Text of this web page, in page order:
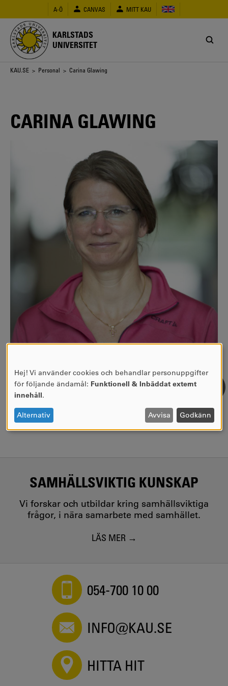
huvudinnehåll
A-Ö CANVAS MITT KAU
KARLSTADS
UNIVERSITET
Länkstig
KAU.SE > Personal > Carina Glawing
CARINA GLAWING
carina.glawing@kau.se
Se forskarprofil
SAMHÄLLSVIKTIG KUNSKAP
Vi forskar och utbildar kring samhällsviktiga
frågor, i nära samarbete med samhället.
LÄS MER
054-700 10 00
INFO@KAU.SE
HITTA HIT
ANVÄNDNING
AV
OCH
COOKIES
Hej! Vi använder cookies och behandlar personuppgifter
för följande ändamål: Funktionell & Inbäddat externt
innehåll.
Alternativ Avvisa Godkänn